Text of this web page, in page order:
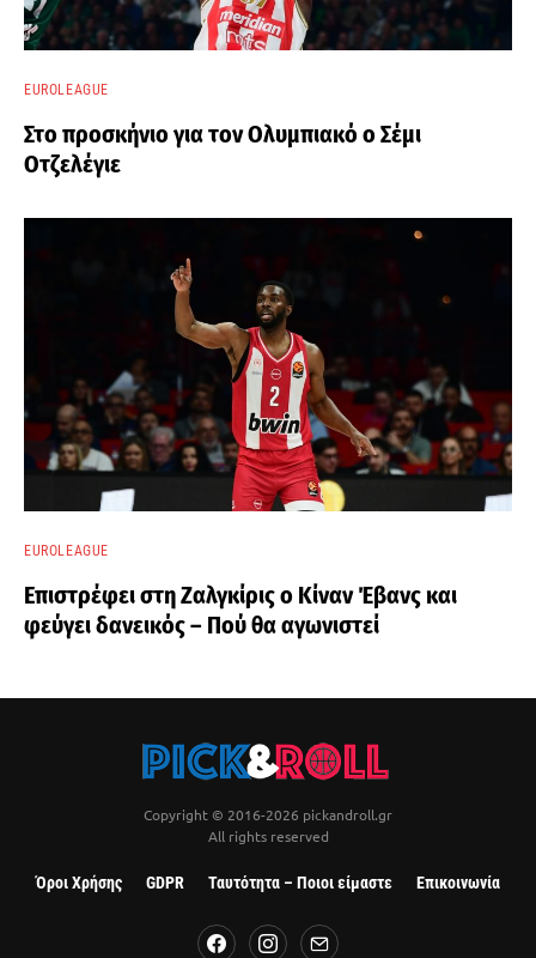
EUROLEAGUE
Στο προσκήνιο για τον Ολυμπιακό ο Σέμι
Οτζελέγιε
EUROLEAGUE
Επιστρέφει στη Ζαλγκίρις ο Κίναν Έβανς και
φεύγει δανεικός – Πού θα αγωνιστεί
Copyright © 2016-2026 pickandroll.gr
All rights reserved
Όροι Χρήσης GDPR Ταυτότητα – Ποιοι είμαστε Επικοινωνία